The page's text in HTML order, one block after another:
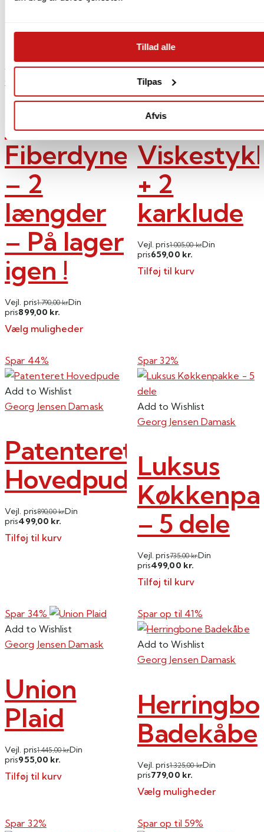
Tillad alle
Tilpas
Afvis
Add to Wishlist
Patenteret
Fiberdyne
– 2
længder
– På lager
igen !
Vejl. pris1.790,00kr.Din
pris899,00 kr.
Vælg muligheder
vare
har
flere
varianter.
vælges
på
varesiden
Add to Wishlist
Georg Jensen Damask
Nors 6
+ 2
karklude
Vejl. pris1.005,00kr.Din
pris659,00 kr.
Tilføj til kurv
Spar 44%
Add to Wishlist
Georg Jensen Damask
Patenteret
Hovedpude
Vejl. pris890,00kr.Din
pris499,00 kr.
Tilføj til kurv
Spar 32%
Add to Wishlist
Georg Jensen Damask
Luksus
– 5 dele
Vejl. pris735,00kr.Din
pris499,00 kr.
Tilføj til kurv
Spar 34%
Add to Wishlist
Georg Jensen Damask
Union
Plaid
Vejl. pris1.445,00kr.Din
pris955,00 kr.
Tilføj til kurv
Spar op til 41%
Add to Wishlist
Georg Jensen Damask
Badekåbe
Vejl. pris1.325,00kr.Din
pris779,00 kr.
Vælg muligheder
vare
Spar 32% Spar op til 59%